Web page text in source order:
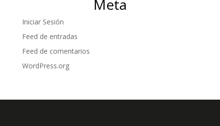
Meta
Iniciar Sesión
Feed de entradas
Feed de comentarios
WordPress.org